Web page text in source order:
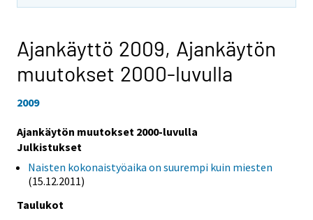
Ajankäyttö 2009, Ajankäytön
muutokset 2000-luvulla
2009
Ajankäytön muutokset 2000-luvulla
Julkistukset
Naisten kokonaistyöaika on suurempi kuin miesten
(15.12.2011)
Taulukot